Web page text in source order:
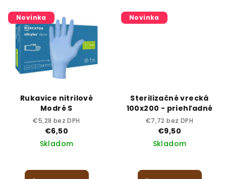
Novinka
Rukavice nitrilové
Modré S
€5,28 bez DPH
€6,50
Skladom
Novinka
Sterilizačné vrecká
100x200 - priehľadné
€7,72 bez DPH
€9,50
Skladom